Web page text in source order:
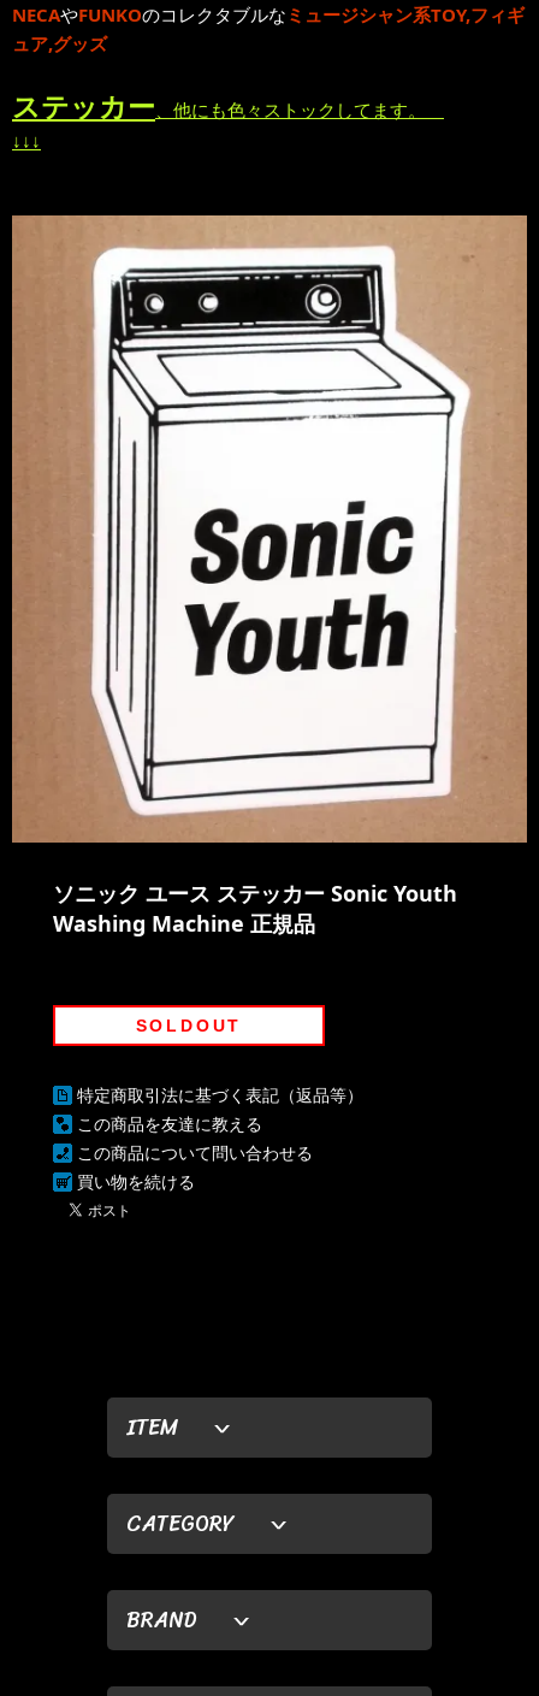
ITEM
CATEGORY
BRAND
NECAやFUNKOのコレクタブルな ミュージシャン系TOY,フィギ
ュア,グッズ
ステッカー 、他にも色々ストックしてます。
↓↓↓
ソニック ユース ステッカー Sonic Youth
Washing Machine 正規品
SOLDOUT
特定商取引法に基づく表記（返品等）
この商品を友達に教える
この商品について問い合わせる
買い物を続ける